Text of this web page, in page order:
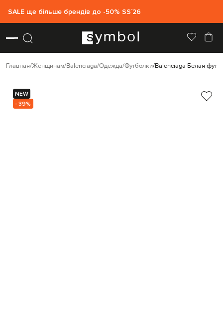
SALE ще більше брендів до -50% SS`26
Главная Женщинам Balenciaga Одежда Футболки Balenciaga Белая
NEW
- 39%